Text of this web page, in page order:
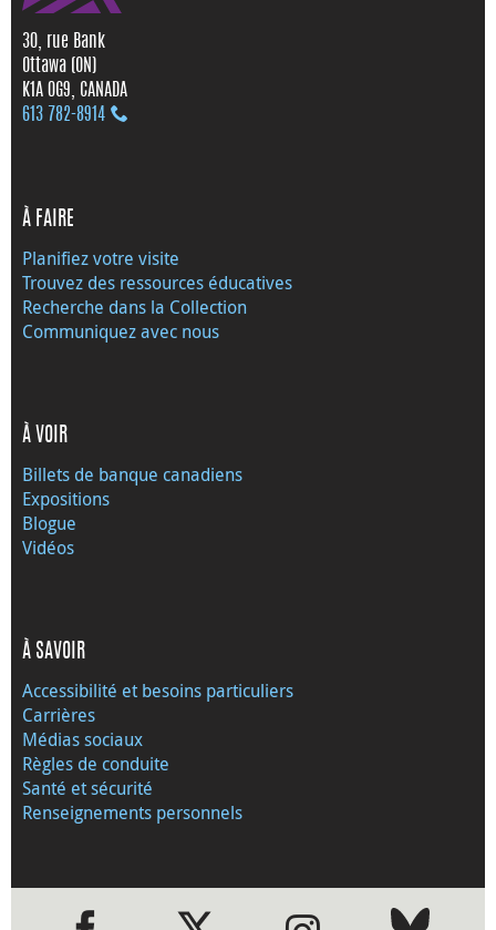
30, rue Bank
Ottawa (ON)
K1A 0G9, CANADA
613 782‑8914
À FAIRE
Planifiez votre visite
Trouvez des ressources éducatives
Recherche dans la Collection
Communiquez avec nous
À VOIR
Billets de banque canadiens
Expositions
Blogue
Vidéos
À SAVOIR
Accessibilité et besoins particuliers
Carrières
Médias sociaux
Règles de conduite
Santé et sécurité
Renseignements personnels